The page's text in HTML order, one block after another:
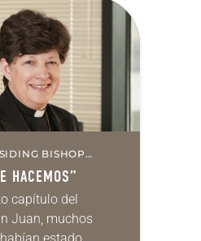
—la víctima
ladrones, el
BISHOP
HACEMOS”
capítulo del
Juan, muchos